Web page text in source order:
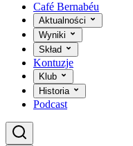
Café Bernabéu
Aktualności
Wyniki
Skład
Kontuzje
Klub
Historia
Podcast